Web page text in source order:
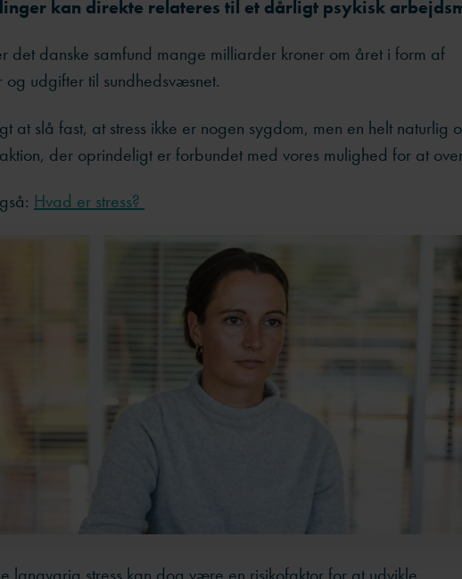
kan direkte relateres til et dårligt psykisk
det danske samfund mange milliarder kroner om året i form af
udgifter til sundhedsvæsnet.
at slå fast, at stress ikke er nogen sygdom, men en helt naturlig
der oprindeligt er forbundet med vores mulighed for at
Hvad er stress?